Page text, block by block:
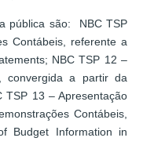
pública são: NBC TSP
Contábeis, referente a
NBC TSP 12 –
convergida a partir da
TSP 13 – Apresentação
Contábeis,
Budget Information in